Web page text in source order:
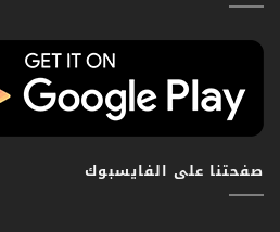
صفحتنا على الفايسبوك